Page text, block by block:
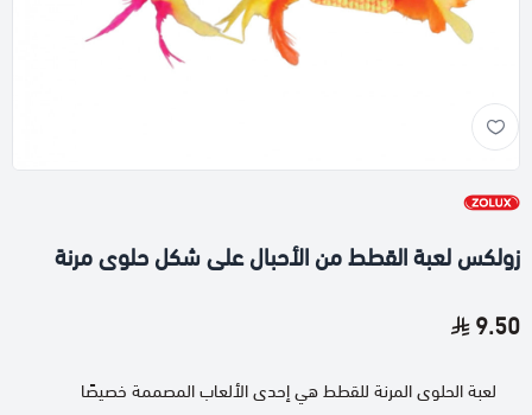
زولكس لعبة القطط من الأحبال على شكل حلوى مرنة
9.50
لعبة الحلوى المرنة للقطط هي إحدى الألعاب المصممة خصيصًا